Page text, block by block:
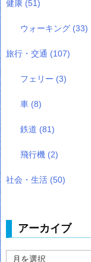
健康 (51)
ウォーキング (33)
旅行・交通 (107)
フェリー (3)
車 (8)
鉄道 (81)
飛行機 (2)
社会・生活 (50)
アーカイブ